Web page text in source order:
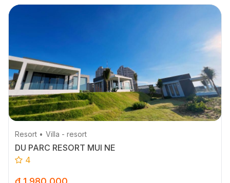
Resort Villa - resort
DU PARC RESORT MUI NE
4